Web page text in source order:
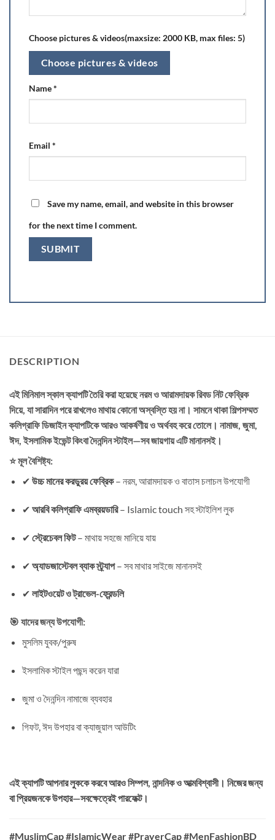
Choose pictures & videos(maxsize: 2000 KB, max files: 5)
Choose pictures & videos
Name*
Email *
Save my name, email, and website in this browser
for the next time I comment.
DESCRIPTION
এই মিনিমাল স্কাল ক্যাপটি তৈরি করা হয়েছে নরম ও আরামদায়ক রিবড নিট ফেব্রিক
দিয়ে, যা সারাদিন পরে রাখলেও মাথায় কোনো অস্বস্তি হয় না। সামনে থাকা শিল্পসম্মত
কলিগ্রাফি ডিজাইন ক্যাপটিকে আরও আকর্ষণীয় ও অর্থবহ করে তোলে। নামাজ, জুমা,
ঈদ, ইসলামিক ইভেন্ট কিংবা দৈনন্দিন স্টাইল—সব জায়গায় এটি মানানসই।
⭐ মূল বৈশিষ্ট্য:
✔ উচ্চ মানের করডুরয় ফেব্রিক– নরম, আরামদায়ক ও বাতাস চলাচল উপযোগী
✔ আরবি কলিগ্রাফি এমব্রয়ডারি– Islamic touch সহ স্টাইলিশ লুক
✔ স্ট্রেচেবল ফিট– মাথায় সহজে মানিয়ে যায়
✔ অ্যাডজাস্টেবল ব্যাক স্ট্র্যাপ– সব মাথার সাইজে মানানসই
✔ লাইটওয়েট ও ট্রাভেল-ফ্রেন্ডলি
🎯 যাদের জন্য উপযোগী:
মুসলিম যুবক/পুরুষ
ইসলামিক স্টাইল পছন্দ করেন যারা
জুমা ও দৈনন্দিন নামাজে ব্যবহার
গিফট, ঈদ উপহার বা ক্যাজুয়াল আউটিং
এই ক্যাপটি আপনার লুককে করবে আরও সিম্পল, নান্দনিক ও আত্মবিশ্বাসী। নিজের জন্য
বা প্রিয়জনকে উপহার—সবক্ষেত্রেই পারফেক্ট।
#MuslimCap #IslamicWear #PrayerCap #MenFashionBD